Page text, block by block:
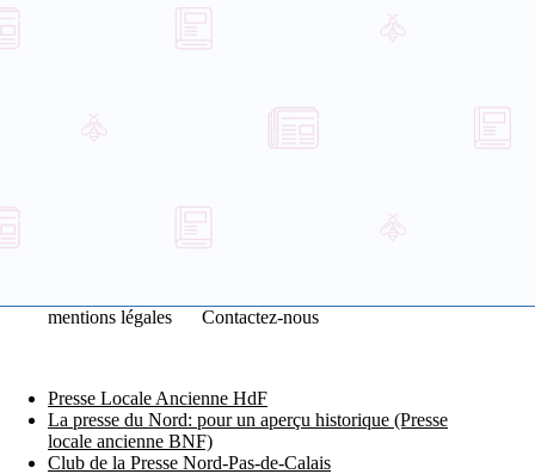
mentions légales Contactez-nous
Presse Locale Ancienne HdF
La presse du Nord: pour un aperçu historique (Presse
locale ancienne BNF)
Club de la Presse Nord-Pas-de-Calais